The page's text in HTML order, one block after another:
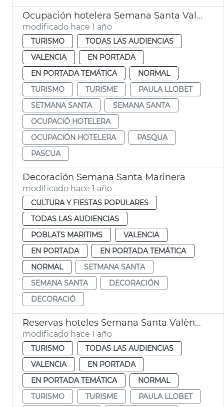
Ocupación hotelera Semana Santa València
modificado hace 1 año
TURISMO
TODAS LAS AUDIENCIAS
VALENCIA
EN PORTADA
EN PORTADA TEMÁTICA
NORMAL
TURISMO
TURISME
PAULA LLOBET
SETMANA SANTA
SEMANA SANTA
OCUPACIÓ HOTELERA
OCUPACIÓN HOTELERA
PASQUA
PASCUA
Decoración Semana Santa Marinera
modificado hace 1 año
CULTURA Y FIESTAS POPULARES
TODAS LAS AUDIENCIAS
POBLATS MARITIMS
VALENCIA
EN PORTADA
EN PORTADA TEMÁTICA
NORMAL
SETMANA SANTA
SEMANA SANTA
DECORACIÓN
DECORACIÓ
Reservas hoteles Semana Santa València
modificado hace 1 año
TURISMO
TODAS LAS AUDIENCIAS
VALENCIA
EN PORTADA
EN PORTADA TEMÁTICA
NORMAL
TURISMO
TURISME
PAULA LLOBET